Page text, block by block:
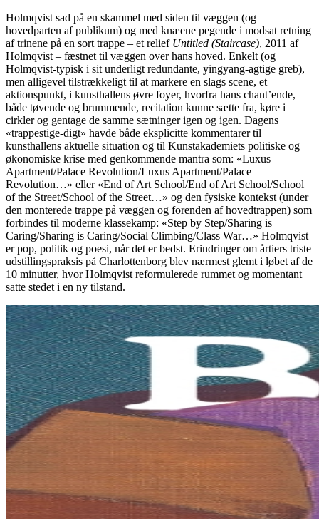
Holmqvist sad på en skammel med siden til væggen (og
hovedparten af publikum) og med knæene pegende i modsat retning
af trinene på en sort trappe – et relief Untitled (Staircase), 2011 af
Holmqvist – fæstnet til væggen over hans hoved. Enkelt (og
Holmqvist-typisk i sit underligt redundante, yingyang-agtige greb),
men alligevel tilstrækkeligt til at markere en slags scene, et
aktionspunkt, i kunsthallens øvre foyer, hvorfra hans chant’ende,
både tøvende og brummende, recitation kunne sætte fra, køre i
cirkler og gentage de samme sætninger igen og igen. Dagens
«trappestige-digt» havde både eksplicitte kommentarer til
kunsthallens aktuelle situation og til Kunstakademiets politiske og
økonomiske krise med genkommende mantra som: «Luxus
Apartment/Palace Revolution/Luxus Apartment/Palace
Revolution…» eller «End of Art School/End of Art School/School
of the Street/School of the Street…» og den fysiske kontekst (under
den monterede trappe på væggen og forenden af hovedtrappen) som
forbindes til moderne klassekamp: «Step by Step/Sharing is
Caring/Sharing is Caring/Social Climbing/Class War…» Holmqvist
er pop, politik og poesi, når det er bedst. Erindringer om årtiers triste
udstillingspraksis på Charlottenborg blev nærmest glemt i løbet af de
10 minutter, hvor Holmqvist reformulerede rummet og momentant
satte stedet i en ny tilstand.